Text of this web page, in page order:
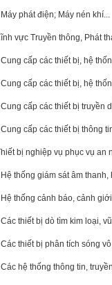
phát điện; Máy nén khí...
vực Truyền thông, Phát
cấp các thiết bị, hệ
cấp các thiết bị, hệ
cấp các thiết bị truyền
cấp các thiết bị thông
bị nghiệp vụ phục vụ an
thống giám sát âm
thống cảnh báo, cảnh
thiết bị dò tìm kim loại,
thiết bị phân tích sóng
hệ thống thông tin,